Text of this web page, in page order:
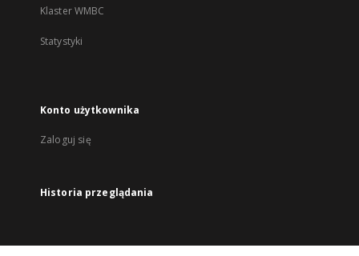
Klaster WMBC
Statystyki
Konto użytkownika
Zaloguj się
Historia przeglądania